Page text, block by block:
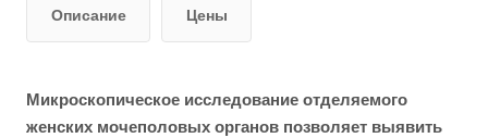
Описание Цены
Микроскопическое исследование отделяемого
женских мочеполовых органов позволяет выявить